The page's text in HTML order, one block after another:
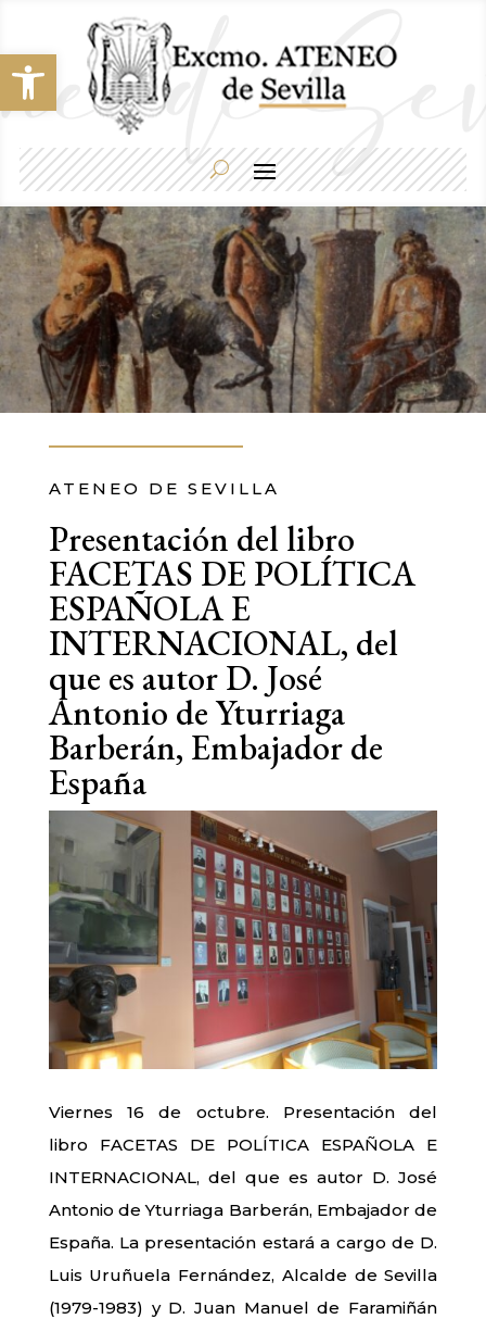
Abrir barra de herramientas
ATENEO DE SEVILLA
Presentación del libro
FACETAS DE POLÍTICA
ESPAÑOLA E
INTERNACIONAL, del
que es autor D. José
Antonio de Yturriaga
Barberán, Embajador de
España
Viernes 16 de octubre. Presentación del
libro FACETAS DE POLÍTICA ESPAÑOLA E
INTERNACIONAL, del que es autor D. José
Antonio de Yturriaga Barberán, Embajador de
España. La presentación estará a cargo de D.
Luis Uruñuela Fernández, Alcalde de Sevilla
(1979-1983) y D. Juan Manuel de Faramiñán